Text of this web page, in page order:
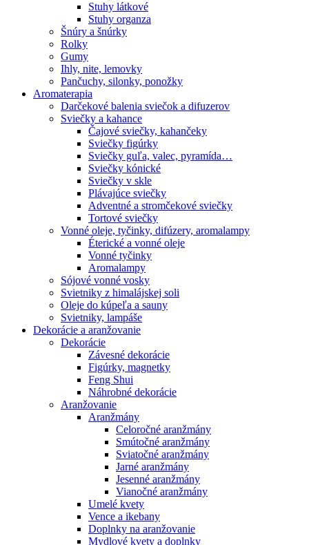
Stuhy látkové
Stuhy organza
Šnúry a šnúrky
Rolky
Gumy
Ihly, nite, lemovky
Pančuchy, silonky, ponožky
Aromaterapia
Darčekové balenia sviečok a difuzerov
Sviečky a kahance
Čajové sviečky, kahančeky
Sviečky figúrky
Sviečky guľa, valec, pyramída…
Sviečky kónické
Sviečky v skle
Plávajúce sviečky
Adventné a stromčekové sviečky
Tortové sviečky
Vonné oleje, tyčinky, difúzery, aromalampy
Éterické a vonné oleje
Vonné tyčinky
Aromalampy
Sójové vonné vosky
Svietniky z himalájskej soli
Oleje do kúpeľa a sauny
Svietniky, lampáše
Dekorácie a aranžovanie
Dekorácie
Závesné dekorácie
Figúrky, magnetky
Feng Shui
Náhrobné dekorácie
Aranžovanie
Aranžmány
Celoročné aranžmány
Smútočné aranžmány
Sviatočné aranžmány
Jarné aranžmány
Jesenné aranžmány
Vianočné aranžmány
Umelé kvety
Vence a ikebany
Doplnky na aranžovanie
Mydlové kvety a doplnky